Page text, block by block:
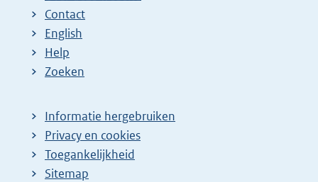
Contact
English
Help
Zoeken
Informatie hergebruiken
Privacy en cookies
Toegankelijkheid
Sitemap